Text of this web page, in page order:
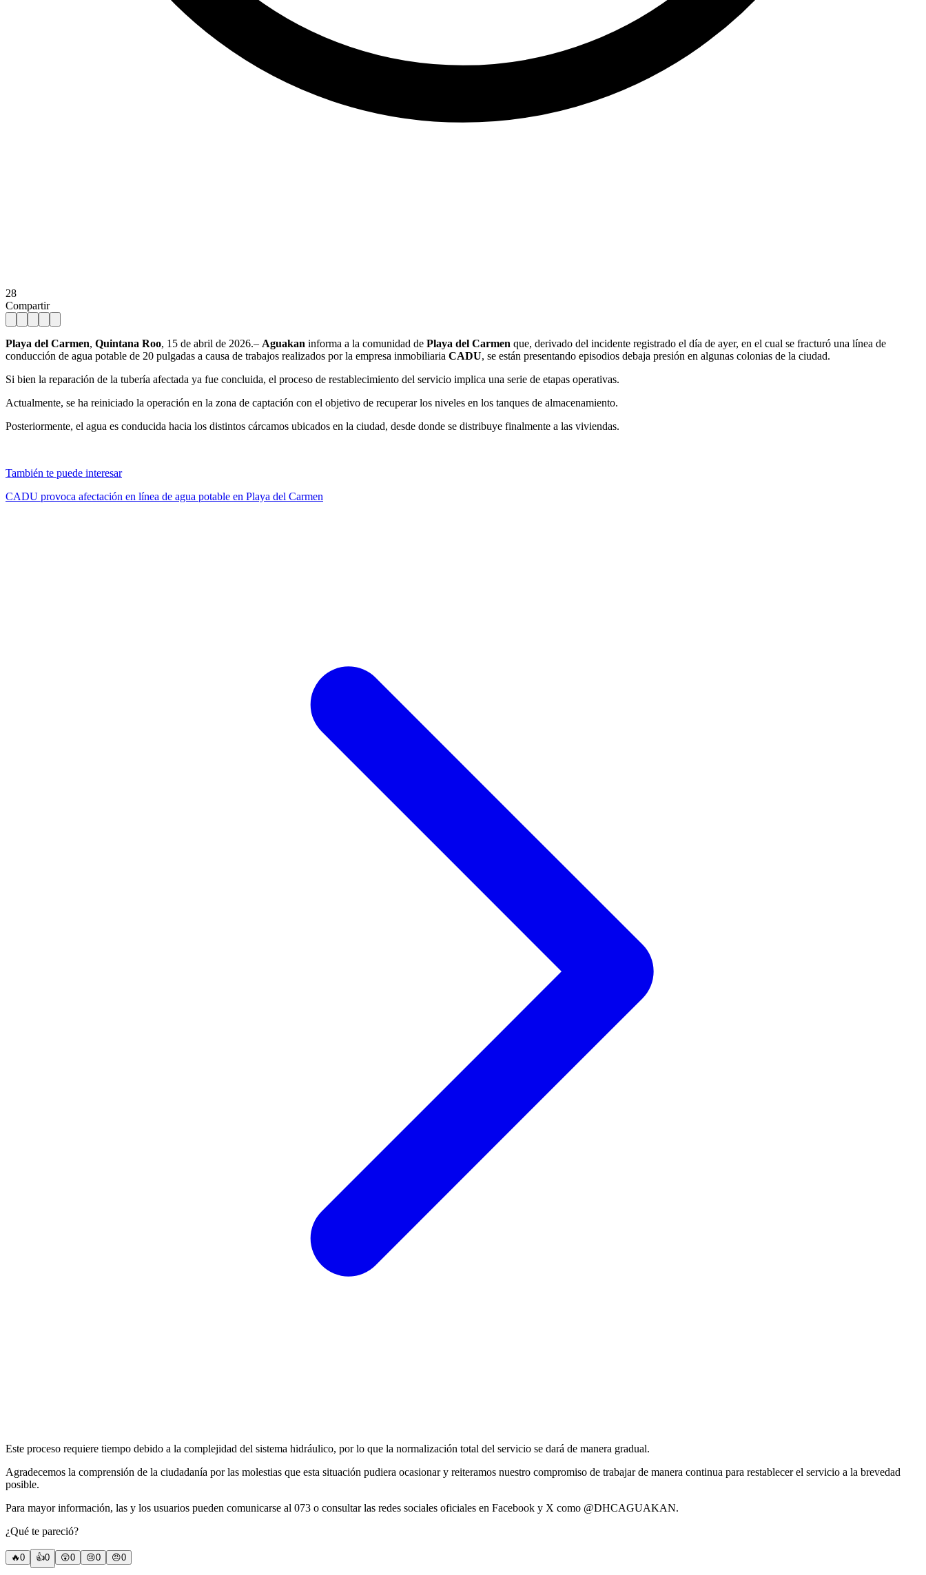
28
Compartir
Playa del Carmen, Quintana Roo, 15 de abril de 2026.– Aguakan informa a la comunidad de Playa del Carmen que, derivado del incidente registrado el día de ayer, en el cual se fracturó una línea de
conducción de agua potable de 20 pulgadas a causa de trabajos realizados por la empresa inmobiliaria CADU, se están presentando episodios debaja presión en algunas colonias de la ciudad.
Si bien la reparación de la tubería afectada ya fue concluida, el proceso de restablecimiento del servicio implica una serie de etapas operativas.
Actualmente, se ha reiniciado la operación en la zona de captación con el objetivo de recuperar los niveles en los tanques de almacenamiento.
Posteriormente, el agua es conducida hacia los distintos cárcamos ubicados en la ciudad, desde donde se distribuye finalmente a las viviendas.
También te puede interesar
CADU provoca afectación en línea de agua potable en Playa del Carmen
Este proceso requiere tiempo debido a la complejidad del sistema hidráulico, por lo que la normalización total del servicio se dará de manera gradual.
Agradecemos la comprensión de la ciudadanía por las molestias que esta situación pudiera ocasionar y reiteramos nuestro compromiso de trabajar de manera continua para restablecer el servicio a la brevedad
posible.
Para mayor información, las y los usuarios pueden comunicarse al 073 o consultar las redes sociales oficiales en Facebook y X como @DHCAGUAKAN.
¿Qué te pareció?
🔥0 👍0 😲0 😢0 😠0